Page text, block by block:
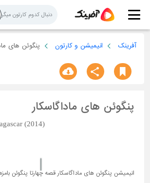
آفرینک انیمیشن و کارتون پنگوئن های
پنگوئن های ماداگاسکار
(2014)
انیمیشن پنگوئن های ماداگاسکار قصه چهارتا پنگوئن